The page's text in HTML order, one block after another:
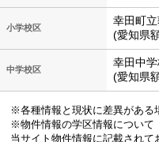
小学校区
幸田町
(愛知県
中学校区
幸田中学
(愛知県
※各種情報と現状に差異がある
※物件情報の学区情報について
当サイト物件情報に記載され